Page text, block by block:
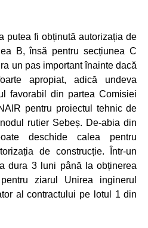
putea fi obținută autorizația de
B, însă pentru secțiunea C
un pas important înainte dacă
apropiat, adică undeva
favorabil din partea Comisiei
pentru proiectul tehnic de
rutier Sebeș. De-abia din
deschide calea pentru
de construcție. Într-un
dura 3 luni până la obținerea
ziarul Unirea inginerul
al contractului pe lotul 1 din